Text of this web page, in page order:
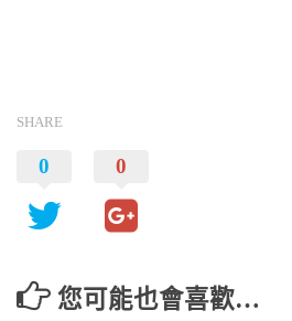
SHARE
0 0
您可能也會喜歡…